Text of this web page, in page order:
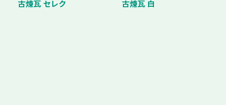
古煉瓦 セレク
古煉瓦 白